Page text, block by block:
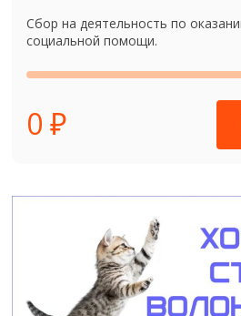
Сбор на деятельность по
социальной помощи.
0 ₽